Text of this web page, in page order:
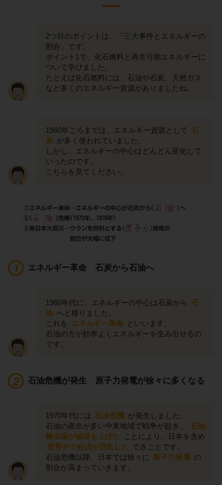
2つ目のポイントは、「三大事件とエネルギーの
割合」です。
ポイント1で、化石燃料と再生可能エネルギーに
ついて学びました。
たとえば化石燃料には、石油や石炭、天然ガス
など多くのエネルギー資源がありましたね。
1960年ごろまでは、エネルギー資源として 石
炭 が多く使われていました。
しかし、エネルギーの中心はどんどん変化して
いったのです。
こちらを見てください。
エネルギー革命 石炭から石油へ
1960年代に、エネルギーの中心は石炭から 石
油 へと移りました。
これを エネルギー革命 といいます。
石油の方が効率よくエネルギーを生み出せるの
です。
石油危機が発生 原子力発電が徐々に多くなる
1970年代には 石油危機 が発生しました。
石油の産出が多い中東地域で戦争が起き、
石油
輸出国が値段を上げた
ことにより、日本を含め
世界中で経済が混乱した できごとです。
石油危機以降、日本では徐々に
原子力発電 の
割合が高まっていきます。